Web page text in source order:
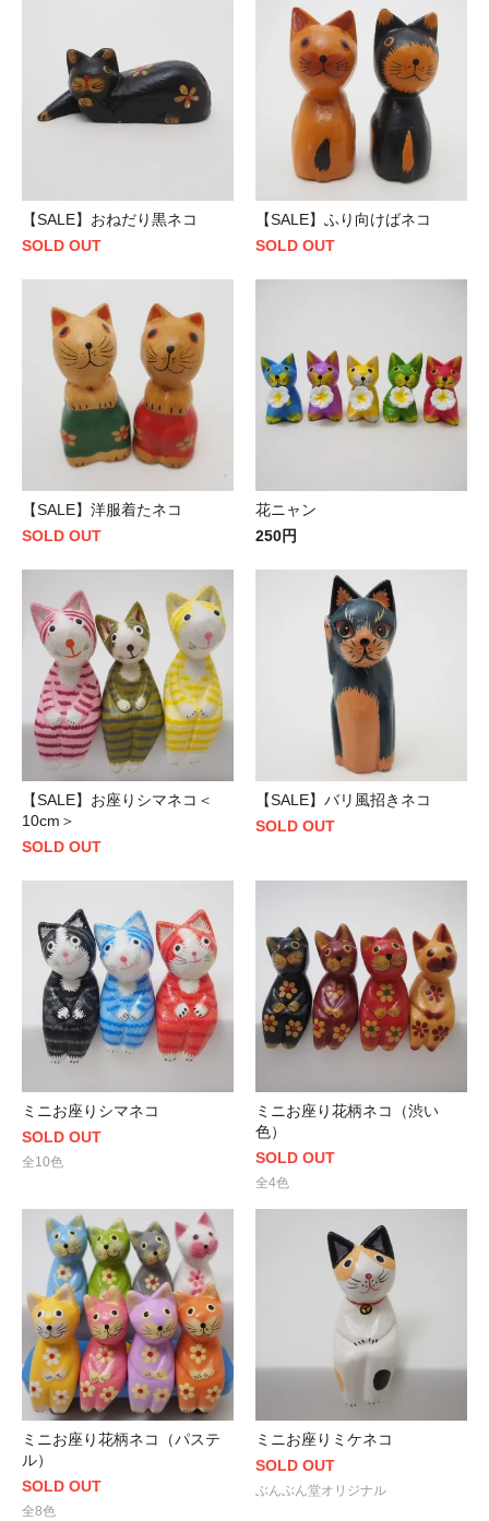
【SALE】おねだり黒ネコ
SOLD OUT
【SALE】ふり向けばネコ
SOLD OUT
【SALE】洋服着たネコ
SOLD OUT
花ニャン
250円
【SALE】お座りシマネコ＜
10cm＞
SOLD OUT
【SALE】バリ風招きネコ
SOLD OUT
ミニお座りシマネコ
SOLD OUT
全10色
ミニお座り花柄ネコ（渋い
色）
SOLD OUT
全4色
ミニお座り花柄ネコ（パステ
ル）
SOLD OUT
全8色
ミニお座りミケネコ
SOLD OUT
ぶんぶん堂オリジナル